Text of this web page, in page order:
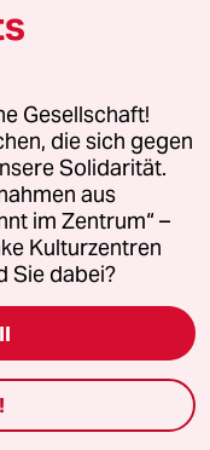
Stadt
für den weißen
Gesellschaft!
die sich gegen
Solidarität.
aus
im Zentrum“ –
Kulturzentren
Sie dabei?